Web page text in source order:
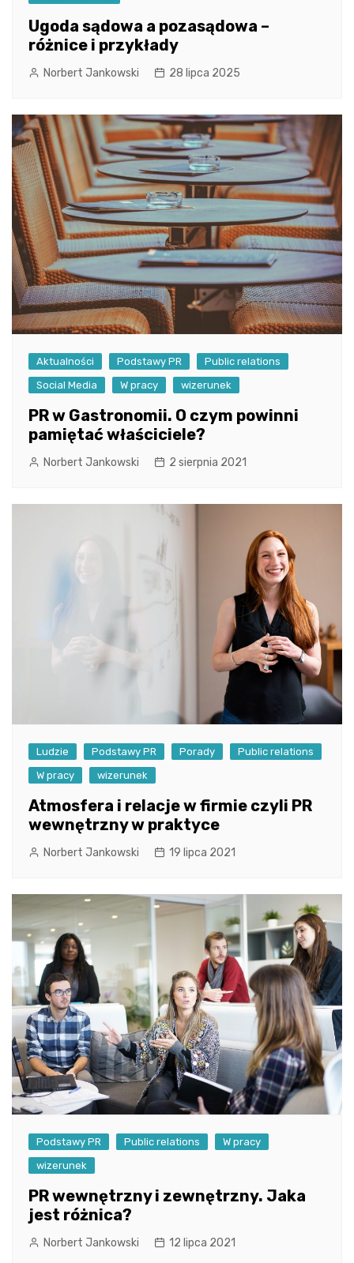
Ugoda sądowa a pozasądowa –
różnice i przykłady
Norbert Jankowski 28 lipca 2025
Aktualności Podstawy PR
Public relations
Social Media
W pracy wizerunek
PR w Gastronomii. O czym powinni
pamiętać właściciele?
Norbert Jankowski 2 sierpnia 2021
Ludzie Podstawy PR Porady
Public relations
W pracy
wizerunek
Atmosfera i relacje w firmie czyli PR
wewnętrzny w praktyce
Norbert Jankowski 19 lipca 2021
Podstawy PR Public relations
W pracy
wizerunek
PR wewnętrzny i zewnętrzny. Jaka
jest różnica?
Norbert Jankowski 12 lipca 2021